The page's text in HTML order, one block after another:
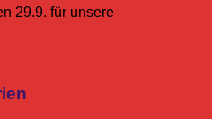
29.9. für unsere